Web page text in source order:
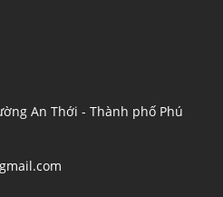
An Thới - Thành phố Phú